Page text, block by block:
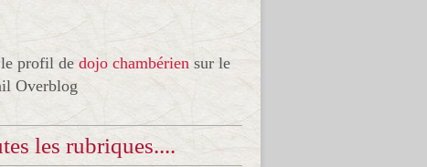
profil de dojo chambérien sur le
Overblog
les rubriques....